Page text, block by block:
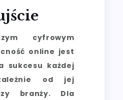
cyfrowym
online jest
sukcesu każdej
od jej
branży. Dla